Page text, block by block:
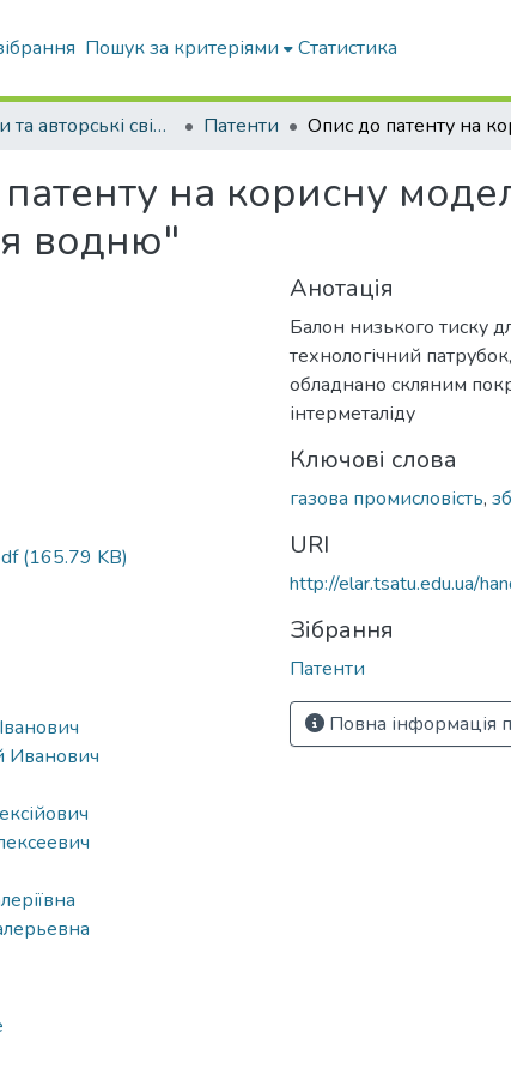
Пошук за критеріями Статистика
Патенти та авторські свідоцтва Патенти
на корисну
водню"
(165.79 KB)
Иванович
Анотація
Балон низького тиску
технологічний
обладнано скляним
інтерметаліду
Ключові слова
газова промисловість,
URI
http://elar.tsatu.edu.ua/
Зібрання
Патенти
Повна інформація